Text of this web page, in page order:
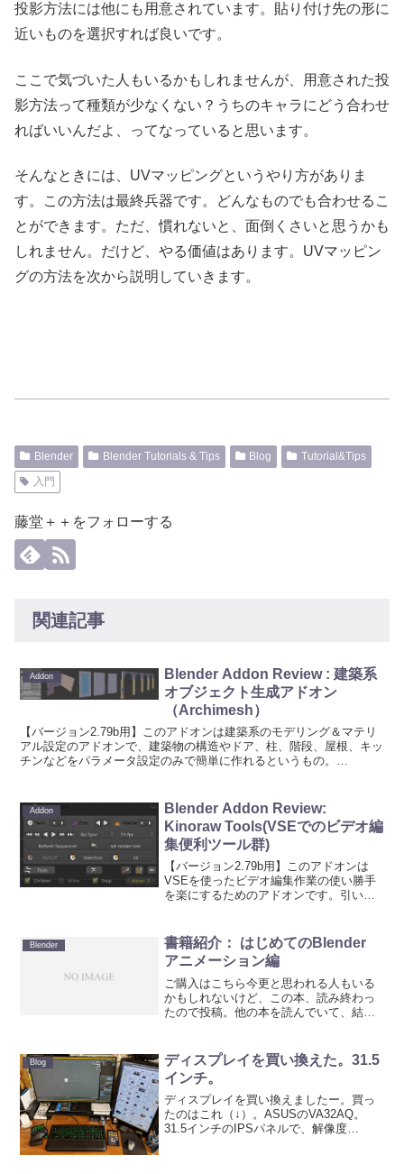
投影方法には他にも用意されています。貼り付け先の形に
近いものを選択すれば良いです。
ここで気づいた人もいるかもしれませんが、用意された投
影方法って種類が少なくない？うちのキャラにどう合わせ
ればいいんだよ、ってなっていると思います。
そんなときには、UVマッピングというやり方がありま
す。この方法は最終兵器です。どんなものでも合わせるこ
とができます。ただ、慣れないと、面倒くさいと思うかも
しれません。だけど、やる価値はあります。UVマッピン
グの方法を次から説明していきます。
Blender Blender Tutorials & Tips Blog
Tutorial&Tips
入門
藤堂＋＋をフォローする
関連記事
Addon
Blender Addon Review : 建築系
オブジェクト生成アドオン
（Archimesh）
【バージョン2.79b用】このアドオンは建築系のモデリング＆マテリ
アル設定のアドオンで、建築物の構造やドア、柱、階段、屋根、キッ
チンなどをパラメータ設定のみで簡単に作れるというもの。
Addon
Blender Addon Review:
Kinoraw Tools(VSEでのビデオ編
集便利ツール群)
【バージョン2.79b用】このアドオンは
VSEを使ったビデオ編集作業の使い勝手
を楽にするためのアドオンです。引いて
方法Blenderフォーラムのこちらのスレッ
ドから作者...
Blender
書籍紹介： はじめてのBlender
アニメーション編
ご購入はこちら今更と思われる人もいる
かもしれないけど、この本、読み終わっ
たので投稿。他の本を読んでいて、結構
ェックしている（売り上げ協力？お布施
ｗ）。まぁ、目的...
Blog
ディスプレイを買い換えた。31.5
インチ。
ディスプレイを買い換えましたー。買っ
たのはこれ（↓）。ASUSのVA32AQ。
31.5インチのIPSパネルで、解像度